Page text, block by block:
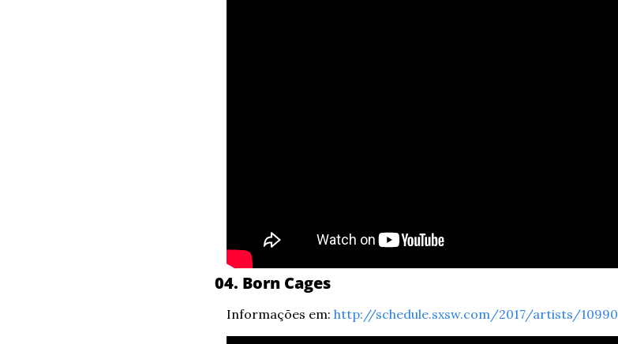
04. Born Cages
Informações em: http://schedule.sxsw.com/2017/artists/10990